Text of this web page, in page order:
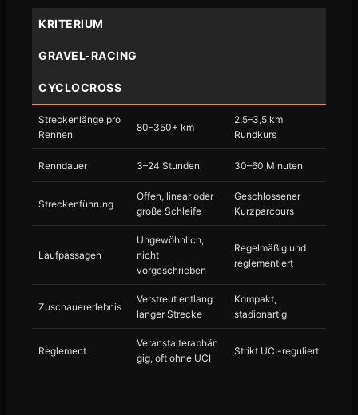
KRITERIUM
GRAVEL-RACING
CYCLOCROSS
Streckenlänge pro
Rennen
80–350+ km
2,5–3,5 km
Rundkurs
Renndauer 3–24 Stunden 30–60 Minuten
Streckenführung
Offen, linear oder
große Schleife
Geschlossener
Kurzparcours
Laufpassagen
Ungewöhnlich,
nicht
vorgeschrieben
Regelmäßig und
reglementiert
Zuschauererlebnis
Verstreut entlang
langer Strecke
Kompakt,
stadionartig
Reglement
Veranstalterabhän
gig, oft ohne UCI
Strikt UCI-reguliert